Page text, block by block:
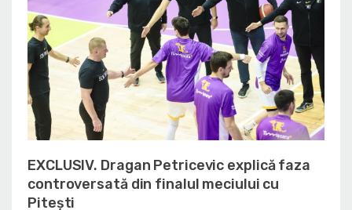
EXCLUSIV. Dragan Petricevic explică faza
controversată din finalul meciului cu
Pitești